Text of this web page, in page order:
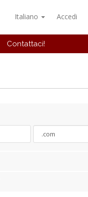
Italiano Accedi
Contattaci!